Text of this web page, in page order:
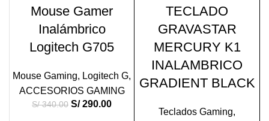
Mouse Gamer
Inalámbrico
Logitech G705
Mouse Gaming, Logitech G,
ACCESORIOS GAMING
S/340.00 S/290.00
TECLADO
GRAVASTAR
MERCURY K1
INALAMBRICO
GRADIENT BLACK
Teclados Gaming,